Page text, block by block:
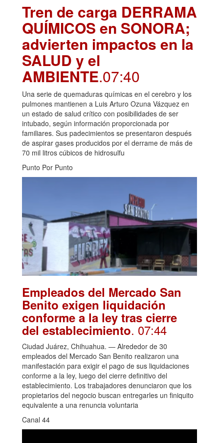
Tren de carga DERRAMA
QUÍMICOS en SONORA;
advierten impactos en la
SALUD y el
AMBIENTE.07:40
Una serie de quemaduras químicas en el cerebro y los
pulmones mantienen a Luis Arturo Ozuna Vázquez en
un estado de salud crítico con posibilidades de ser
intubado, según información proporcionada por
familiares. Sus padecimientos se presentaron después
de aspirar gases producidos por el derrame de más de
70 mil litros cúbicos de hidrosulfu
Punto Por Punto
Empleados del Mercado San
Benito exigen liquidación
conforme a la ley tras cierre
del establecimiento. 07:44
Ciudad Juárez, Chihuahua. — Alrededor de 30
empleados del Mercado San Benito realizaron una
manifestación para exigir el pago de sus liquidaciones
conforme a la ley, luego del cierre definitivo del
establecimiento. Los trabajadores denunciaron que los
propietarios del negocio buscan entregarles un finiquito
equivalente a una renuncia voluntaria
Canal 44